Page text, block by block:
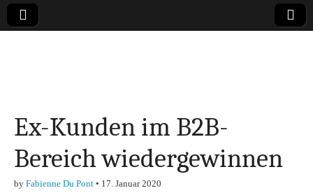
Finanzen,
Marketing-, Vertrieb-
Ex-Kunden im B2B-
Bereich wiedergewinnen
by Fabienne Du Pont • 17. Januar 2020